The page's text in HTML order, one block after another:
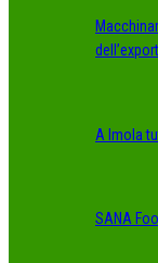
dell’export
A Imola
SANA